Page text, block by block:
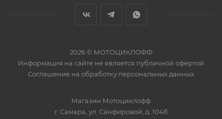
2026 © МОТОЦИКЛОФФ
Информация на сайте не является публичной офертой
Соглашение на обработку персональных данных
Магазин Мотоциклофф
г. Самара ул. Санфировой, д. 104б